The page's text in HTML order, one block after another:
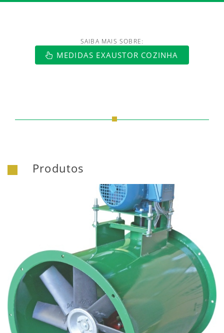
https://www.luftmaxi.com.br/
SAIBA MAIS SOBRE:
MEDIDAS EXAUSTOR COZINHA
Produtos